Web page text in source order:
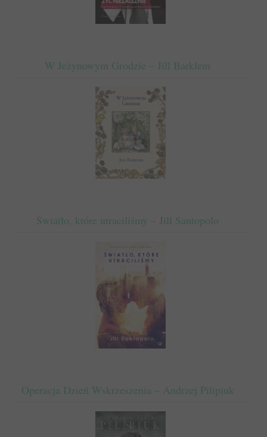
W Jeżynowym Grodzie – Jill Barklem
Światło, które utraciliśmy – Jill Santopolo
Operacja Dzień Wskrzeszenia – Andrzej Pilipiuk